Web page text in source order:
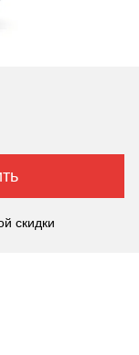
скидки